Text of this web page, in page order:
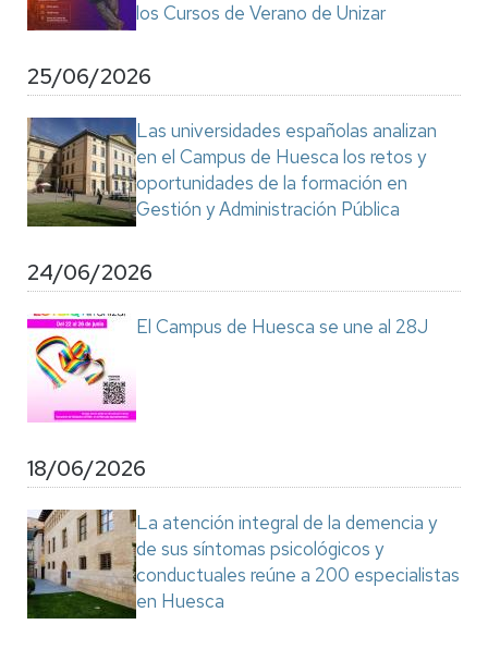
los Cursos de Verano de Unizar
25/06/2026
Las universidades españolas analizan
en el Campus de Huesca los retos y
oportunidades de la formación en
Gestión y Administración Pública
24/06/2026
El Campus de Huesca se une al 28J
18/06/2026
La atención integral de la demencia y
de sus síntomas psicológicos y
conductuales reúne a 200 especialistas
en Huesca